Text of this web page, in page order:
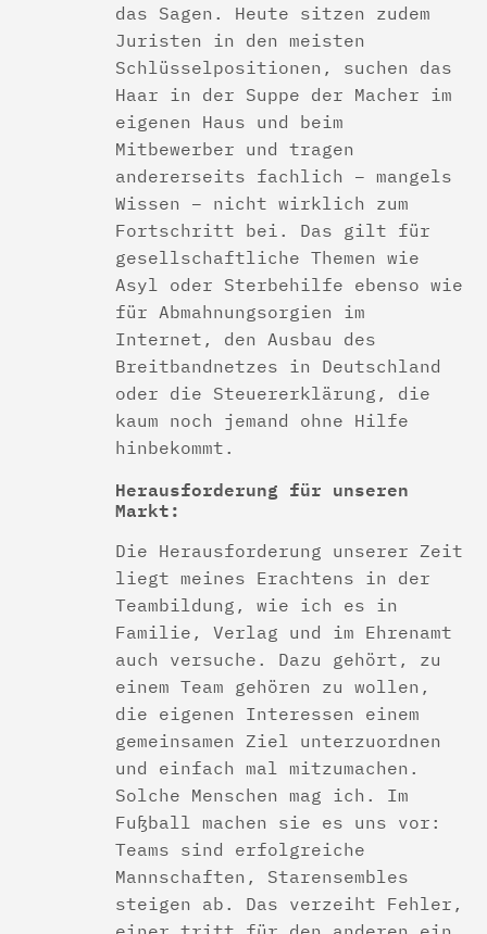
das Sagen. Heute sitzen zudem
Juristen in den meisten
Schlüsselpositionen, suchen das
Haar in der Suppe der Macher im
eigenen Haus und beim
Mitbewerber und tragen
andererseits fachlich – mangels
Wissen – nicht wirklich zum
Fortschritt bei. Das gilt für
gesellschaftliche Themen wie
Asyl oder Sterbehilfe ebenso wie
für Abmahnungsorgien im
Internet, den Ausbau des
Breitbandnetzes in Deutschland
oder die Steuererklärung, die
kaum noch jemand ohne Hilfe
hinbekommt.
Herausforderung für unseren
Markt:
Die Herausforderung unserer Zeit
liegt meines Erachtens in der
Teambildung, wie ich es in
Familie, Verlag und im Ehrenamt
auch versuche. Dazu gehört, zu
einem Team gehören zu wollen,
die eigenen Interessen einem
gemeinsamen Ziel unterzuordnen
und einfach mal mitzumachen.
Solche Menschen mag ich. Im
Fußball machen sie es uns vor:
Teams sind erfolgreiche
Mannschaften, Starensembles
steigen ab. Das verzeiht Fehler,